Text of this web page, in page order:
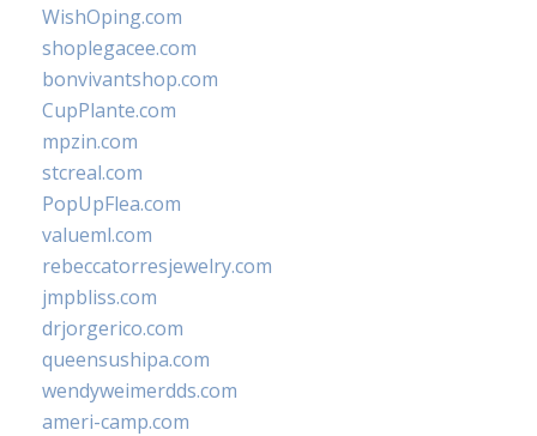
WishOping.com
shoplegacee.com
bonvivantshop.com
CupPlante.com
mpzin.com
stcreal.com
PopUpFlea.com
valueml.com
rebeccatorresjewelry.com
jmpbliss.com
drjorgerico.com
queensushipa.com
wendyweimerdds.com
ameri-camp.com